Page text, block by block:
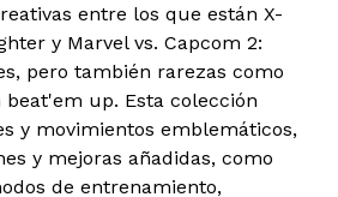
entre los que están X-
y Marvel vs. Capcom 2:
pero también rarezas como
beat'em up. Esta colección
y movimientos emblemáticos,
y mejoras añadidas, como
de entrenamiento,